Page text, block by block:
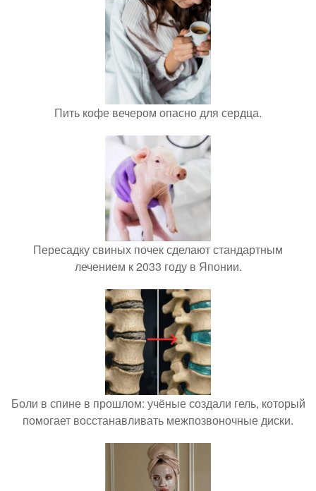
Пить кофе вечером опасно для сердца.
Пересадку свиных почек сделают стандартным
лечением к 2033 году в Японии.
Боли в спине в прошлом: учёные создали гель, который
помогает восстанавливать межпозвоночные диски.